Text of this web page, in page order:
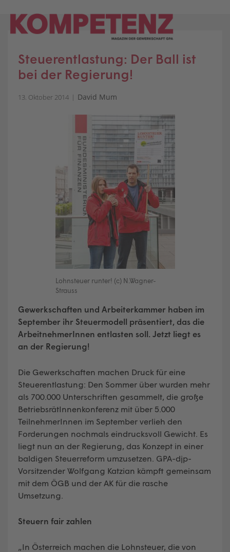
content
Steuerentlastung: Der Ball ist
bei der Regierung!
13. Oktober 2014 David Mum
Lohnsteuer runter! (c) N.Wagner-
Strauss
Gewerkschaften und Arbeiterkammer haben im
September ihr Steuermodell präsentiert, das die
ArbeitnehmerInnen entlasten soll. Jetzt liegt es
an der Regierung!
Die Gewerkschaften machen Druck für eine
Steuerentlastung: Den Sommer über wurden mehr
als 700.000 Unterschriften gesammelt, die große
BetriebsrätInnenkonferenz mit über 5.000
TeilnehmerInnen im September verlieh den
Forderungen nochmals eindrucksvoll Gewicht. Es
liegt nun an der Regierung, das Konzept in einer
baldigen Steuerreform umzusetzen. GPA-djp-
Vorsitzender Wolfgang Katzian kämpft gemeinsam
mit dem ÖGB und der AK für die rasche
Umsetzung.
Steuern fair zahlen
„In Österreich machen die Lohnsteuer, die von